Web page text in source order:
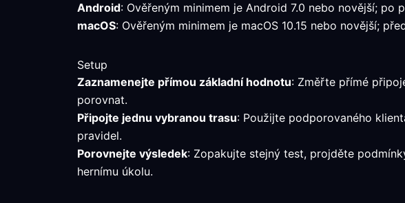
Android: Ověřeným minimem je Android 7.0 nebo novější;
macOS: Ověřeným minimem je macOS 10.15 nebo novější;
Setup
Zaznamenejte přímou základní hodnotu: Změřte přímé
porovnat.
Připojte jednu vybranou trasu: Použijte podporovaného
pravidel.
Porovnejte výsledek: Zopakujte stejný test, projděte
hernímu úkolu.